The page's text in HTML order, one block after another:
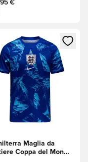
€
o registrarsi come
una finestra modale
Maglia da
Coppa del Mondo